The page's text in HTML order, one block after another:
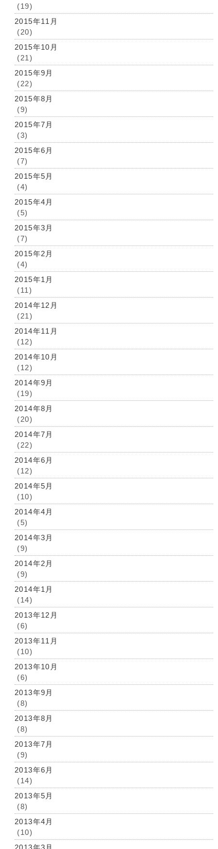
(19)
2015年11月
(20)
2015年10月
(21)
2015年9月
(22)
2015年8月
(9)
2015年7月
(3)
2015年6月
(7)
2015年5月
(4)
2015年4月
(5)
2015年3月
(7)
2015年2月
(4)
2015年1月
(11)
2014年12月
(21)
2014年11月
(12)
2014年10月
(12)
2014年9月
(19)
2014年8月
(20)
2014年7月
(22)
2014年6月
(12)
2014年5月
(10)
2014年4月
(5)
2014年3月
(9)
2014年2月
(9)
2014年1月
(14)
2013年12月
(6)
2013年11月
(10)
2013年10月
(6)
2013年9月
(8)
2013年8月
(8)
2013年7月
(9)
2013年6月
(14)
2013年5月
(8)
2013年4月
(10)
2013年3月